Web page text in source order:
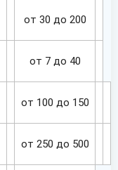
от 30 до 200
от 7 до 40
от 100 до 150
от 250 до 500